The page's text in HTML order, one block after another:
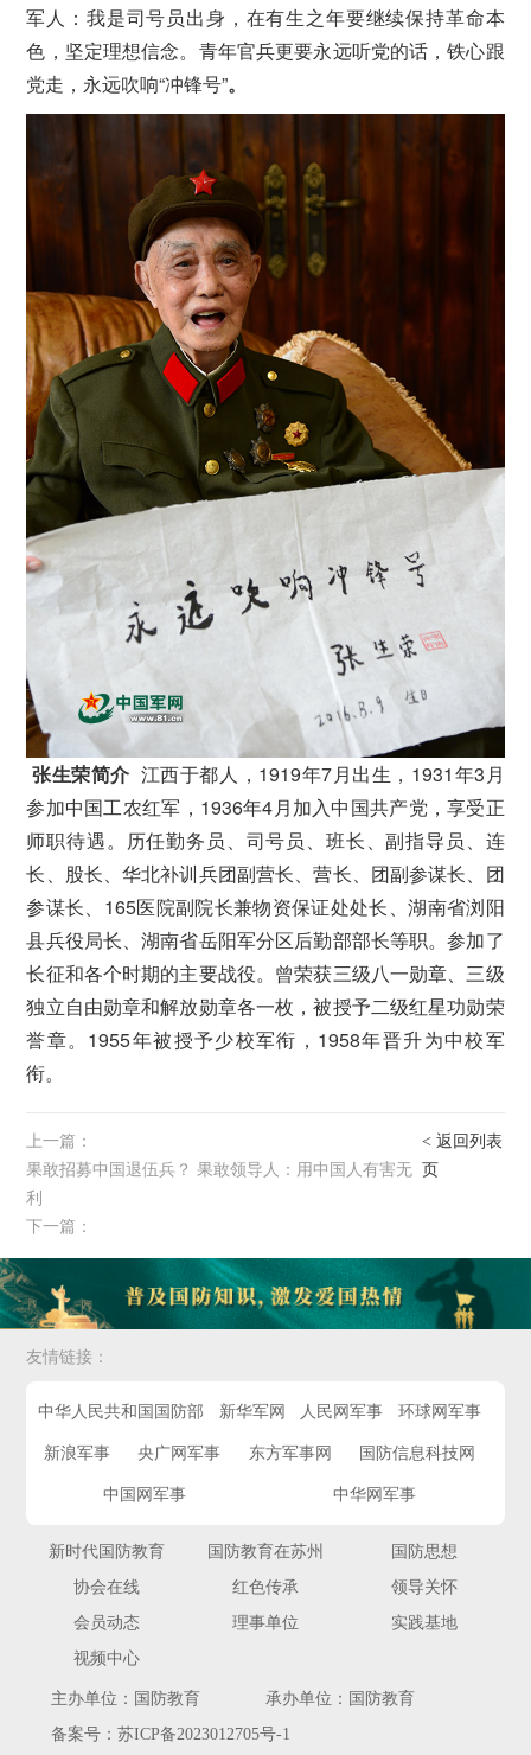
军人：我是司号员出身，在有生之年要继续保持革命本
色，坚定理想信念。青年官兵更要永远听党的话，铁心跟
党走，永远吹响“冲锋号”。
张生荣简介 江西于都人，1919年7月出生，1931年3月
参加中国工农红军，1936年4月加入中国共产党，享受正
师职待遇。历任勤务员、司号员、班长、副指导员、连
长、股长、华北补训兵团副营长、营长、团副参谋长、团
参谋长、165医院副院长兼物资保证处处长、湖南省浏阳
县兵役局长、湖南省岳阳军分区后勤部部长等职。参加了
长征和各个时期的主要战役。曾荣获三级八一勋章、三级
独立自由勋章和解放勋章各一枚，被授予二级红星功勋荣
誉章。1955年被授予少校军衔，1958年晋升为中校军
衔。
上一篇：
果敢招募中国退伍兵？ 果敢领导人：用中国人有害无
利
下一篇：
< 返回列表
页
友情链接：
中华人民共和国国防部 新华军网 人民网军事 环球网军事
新浪军事 央广网军事 东方军事网 国防信息科技网
中国网军事 中华网军事
新时代国防教育 国防教育在苏州
国防思想
协会在线
红色传承
领导关怀
会员动态
理事单位
实践基地
视频中心
主办单位： 国防教育 承办单位： 国防教育
备案号： 苏ICP备2023012705号-1